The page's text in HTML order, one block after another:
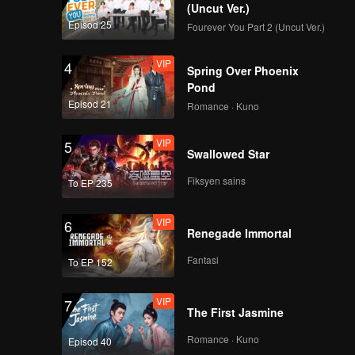
Episod 25
(Uncut Ver.)
Fourever You Part 2 (Uncut Ver.)
4
Episod 21
VIP
Spring Over Phoenix
Pond
Romance · Kuno
5
To EP 235
VIP
Swallowed Star
Fiksyen sains
6
To EP 152
VIP
Renegade Immortal
Fantasi
7
Episod 40
VIP
The First Jasmine
Romance · Kuno